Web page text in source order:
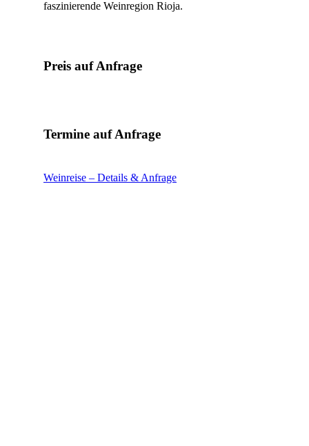
faszinierende Weinregion Rioja.
Preis auf Anfrage
Termine auf Anfrage
Weinreise – Details & Anfrage